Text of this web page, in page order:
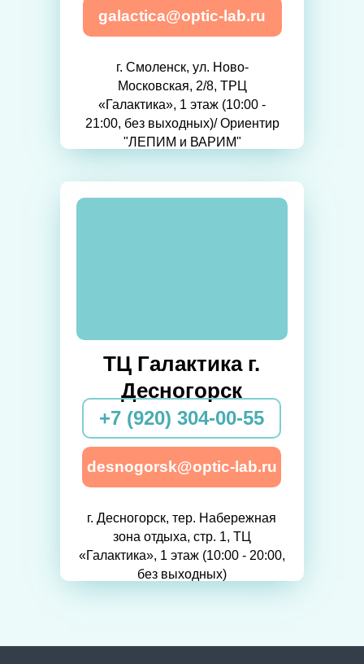
ТЦ Галактика г.
Десногорск
+7 (920) 304-00-55
desnogorsk@optic-lab.ru
г. Десногорск, тер. Набережная
зона отдыха, стр. 1, ТЦ
«Галактика», 1 этаж (10:00 - 20:00,
без выходных)
galactica@optic-lab.ru
г. Смоленск, ул. Ново-
Московская, 2/8, ТРЦ
«Галактика», 1 этаж (10:00 -
21:00, без выходных)/ Ориентир
"ЛЕПИМ и ВАРИМ"